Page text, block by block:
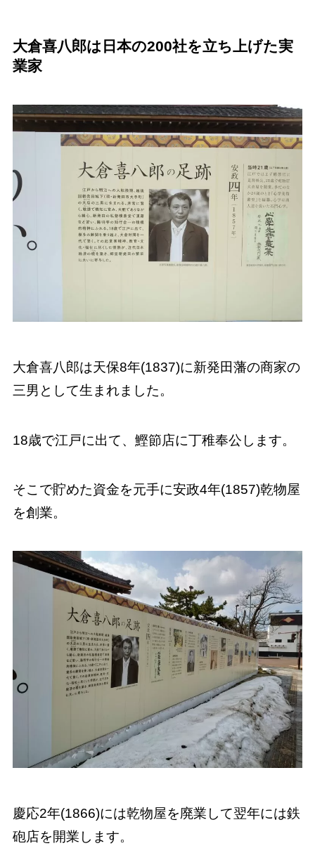
大倉喜八郎は日本の200社を立ち上げた実
業家
大倉喜八郎は天保8年(1837)に新発田藩の商家の
三男として生まれました。
18歳で江戸に出て、鰹節店に丁稚奉公します。
そこで貯めた資金を元手に安政4年(1857)乾物屋
を創業。
慶応2年(1866)には乾物屋を廃業して翌年には鉄
砲店を開業します。